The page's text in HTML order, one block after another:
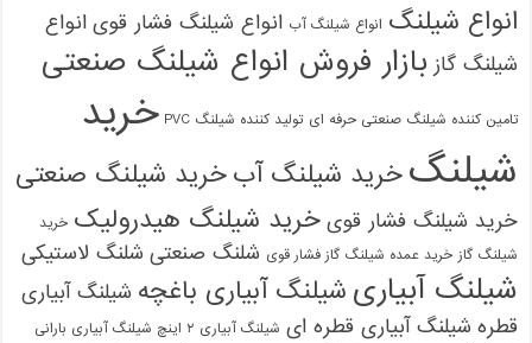
انواع شیلنگ انواع شیلنگ آب انواع شیلنگ فشار قوی انواع
شیلنگ گاز بازار فروش انواع شیلنگ صنعتی
تامین کننده شیلنگ صنعتی حرفه ای تولید کننده شیلنگ PVC
خرید
شیلنگخرید شیلنگ آبخرید شیلنگ صنعتی
خرید شیلنگ فشار قوی خرید شیلنگ هیدرولیک خرید
شیلنگ گاز خرید عمده شیلنگ گاز فشار قوی شلنگ صنعتی شلنگ لاستیکی
شیلنگ آبیاری شیلنگ آبیاری باغچه شیلنگ آبیاری
قطره شیلنگ آبیاری قطره ای شیلنگ آبیاری ۲ اینچ شیلنگ آبیاری بارانی